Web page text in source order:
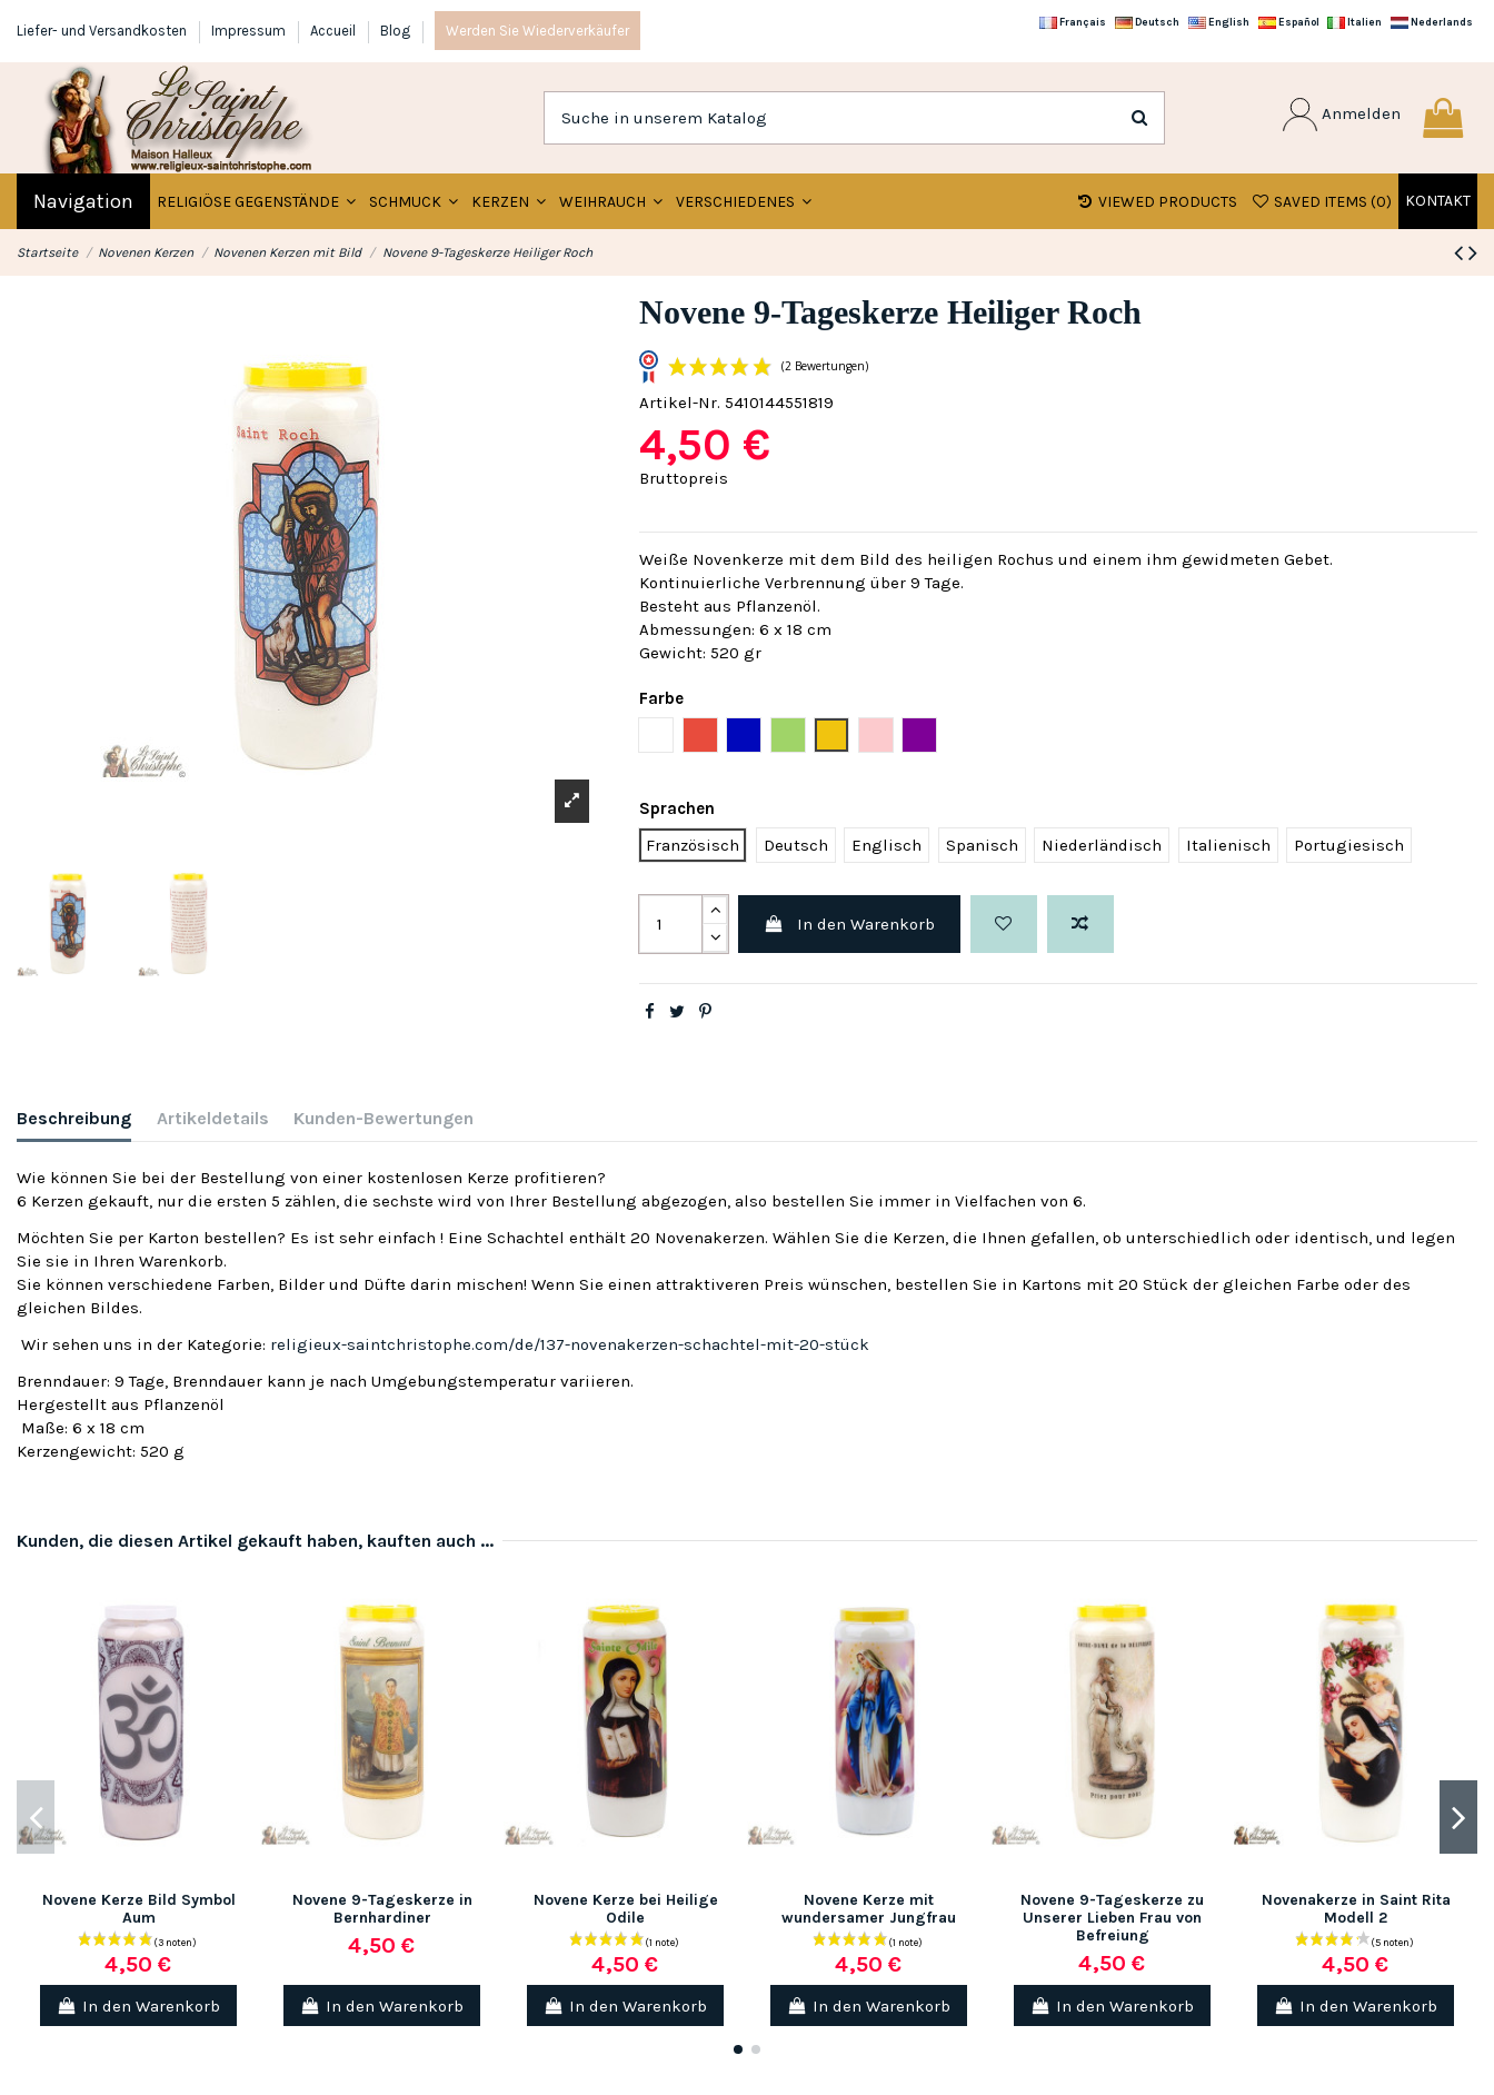
Liefer- und Versandkosten Impressum Accueil Blog Werden Sie Wiederverkäufer
Français Deutsch English Español Italien Nederlands
Anmelden
Navigation RELIGIÖSE GEGENSTÄNDE SCHMUCK KERZEN WEIHRAUCH VERSCHIEDENES KONTAKT
SAVED ITEMS (0)
VIEWED PRODUCTS
Startseite Novenen Kerzen Novenen Kerzen mit Bild Novene 9-Tageskerze Heiliger Roch
Novene 9-Tageskerze Heiliger Roch
Artikel-Nr. 5410144551819
4,50 €
Bruttopreis
Weiße Novenkerze mit dem Bild des heiligen Rochus und einem ihm gewidmeten Gebet.
Kontinuierliche Verbrennung über 9 Tage.
Besteht aus Pflanzenöl.
Abmessungen: 6 x 18 cm
Gewicht: 520 gr
Farbe
Sprachen
Französisch
Deutsch Englisch Spanisch Niederländisch Italienisch Portugiesisch
In den Warenkorb
Beschreibung Artikeldetails Kunden-Bewertungen
Wie können Sie bei der Bestellung von einer kostenlosen Kerze profitieren?
6 Kerzen gekauft, nur die ersten 5 zählen, die sechste wird von Ihrer Bestellung abgezogen, also bestellen Sie immer in Vielfachen von 6.
Möchten Sie per Karton bestellen? Es ist sehr einfach ! Eine Schachtel enthält 20 Novenakerzen. Wählen Sie die Kerzen, die Ihnen gefallen, ob unterschiedlich oder identisch, und legen
Sie sie in Ihren Warenkorb.
Sie können verschiedene Farben, Bilder und Düfte darin mischen! Wenn Sie einen attraktiveren Preis wünschen, bestellen Sie in Kartons mit 20 Stück der gleichen Farbe oder des
gleichen Bildes.
Wir sehen uns in der Kategorie: religieux-saintchristophe.com/de/137-novenakerzen-schachtel-mit-20-stück
Brenndauer: 9 Tage, Brenndauer kann je nach Umgebungstemperatur variieren.
Hergestellt aus Pflanzenöl
Maße: 6 x 18 cm
Kerzengewicht: 520 g
Kunden, die diesen Artikel gekauft haben, kauften auch ...
Novene Kerze Bild Symbol
Aum
4,50 €
In den Warenkorb
Novene 9-Tageskerze in
Bernhardiner
4,50 €
In den Warenkorb
Novene Kerze bei Heilige
Odile
4,50 €
In den Warenkorb
Novene Kerze mit
wundersamer Jungfrau
4,50 €
In den Warenkorb
Novene 9-Tageskerze zu
Unserer Lieben Frau von
Befreiung
4,50 €
In den Warenkorb
Novenakerze in Saint Rita
Modell 2
4,50 €
In den Warenkorb